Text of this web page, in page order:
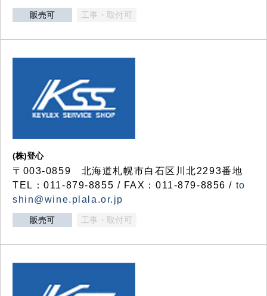
販売可 工事・取付可
(株)登心
〒003-0859 北海道札幌市白石区川北2293番地
TEL：011-879-8855 / FAX：011-879-8856 / to
shin@wine.plala.or.jp
販売可 工事・取付可